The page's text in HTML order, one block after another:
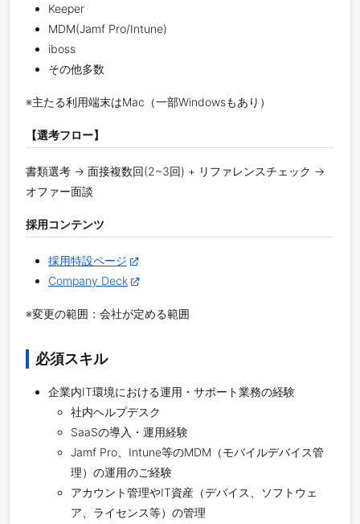
Keeper
MDM(Jamf Pro/Intune)
iboss
その他多数
※主たる利用端末はMac（一部Windowsもあり）
【選考フロー】
書類選考 -> 面接複数回(2~3回) + リファレンスチェック ->
オファー面談
採用コンテンツ
採用特設ページ
Company Deck
※変更の範囲：会社が定める範囲
必須スキル
企業内IT環境における運用・サポート業務の経験
社内ヘルプデスク
SaaSの導入・運用経験
Jamf Pro、Intune等のMDM（モバイルデバイス管
理）の運用のご経験
アカウント管理やIT資産（デバイス、ソフトウェ
ア、ライセンス等）の管理